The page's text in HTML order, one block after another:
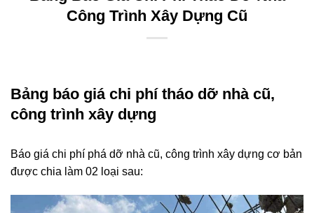
Công Trình Xây Dựng Cũ
Bảng báo giá chi phí tháo dỡ nhà cũ,
công trình xây dựng
Báo giá chi phí phá dỡ nhà cũ, công trình xây dựng cơ bản
được chia làm 02 loại sau: